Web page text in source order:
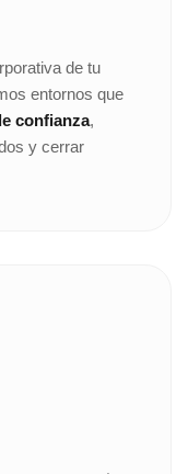
de tu
entornos que
confianza,
y cerrar